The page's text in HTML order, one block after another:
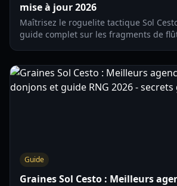
mise à jour 2026
Maîtrisez le roguelite tactique Sol
guide complet sur les fragments de
Guide
Graines Sol Cesto : Meilleurs